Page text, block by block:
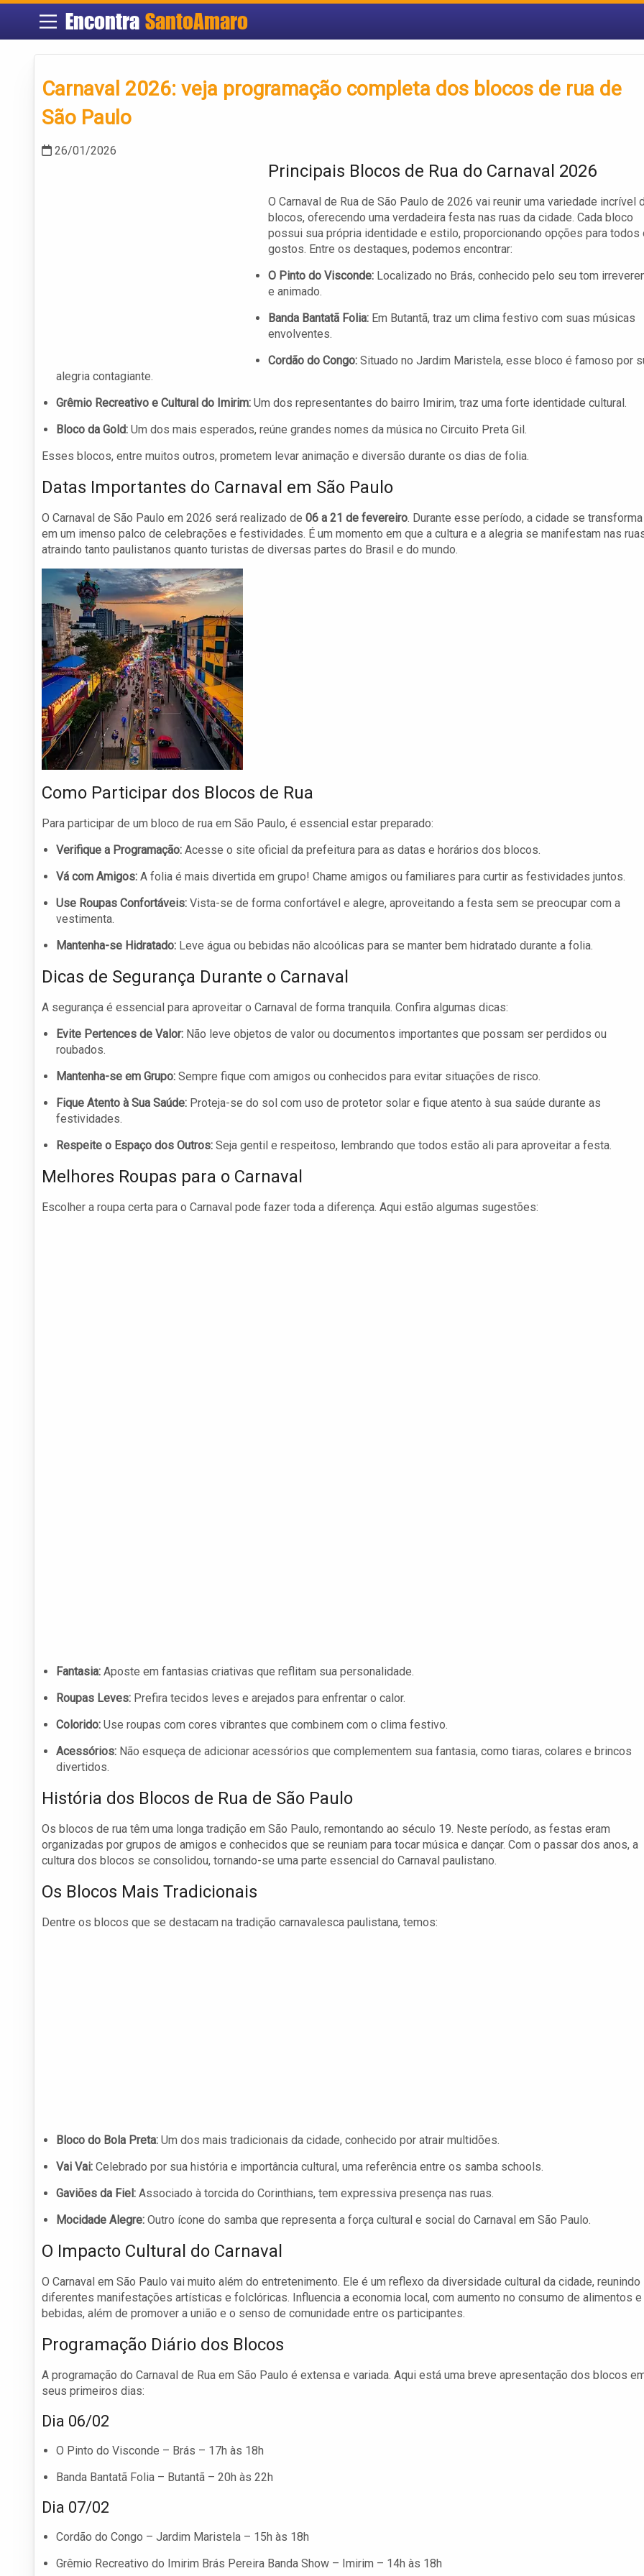
Encontra SantoAmaro
Carnaval 2026: veja programação completa dos blocos de rua de
São Paulo
26/01/2026
Principais Blocos de Rua do Carnaval 2026
O Carnaval de Rua de São Paulo de 2026 vai reunir uma variedade incrível
blocos, oferecendo uma verdadeira festa nas ruas da cidade. Cada bloco
possui sua própria identidade e estilo, proporcionando opções para todos
gostos. Entre os destaques, podemos encontrar:
O Pinto do Visconde: Localizado no Brás, conhecido pelo seu tom
e animado.
Banda Bantatã Folia: Em Butantã, traz um clima festivo com suas músicas
envolventes.
Cordão do Congo: Situado no Jardim Maristela, esse bloco é famoso por
alegria contagiante.
Grêmio Recreativo e Cultural do Imirim: Um dos representantes do bairro Imirim, traz uma forte identidade cultural.
Bloco da Gold: Um dos mais esperados, reúne grandes nomes da música no Circuito Preta Gil.
Esses blocos, entre muitos outros, prometem levar animação e diversão durante os dias de folia.
Datas Importantes do Carnaval em São Paulo
O Carnaval de São Paulo em 2026 será realizado de 06 a 21 de fevereiro. Durante esse período, a cidade se transforma
em um imenso palco de celebrações e festividades. É um momento em que a cultura e a alegria se manifestam nas
atraindo tanto paulistanos quanto turistas de diversas partes do Brasil e do mundo.
Como Participar dos Blocos de Rua
Para participar de um bloco de rua em São Paulo, é essencial estar preparado:
Verifique a Programação: Acesse o site oficial da prefeitura para as datas e horários dos blocos.
Vá com Amigos: A folia é mais divertida em grupo! Chame amigos ou familiares para curtir as festividades juntos.
Use Roupas Confortáveis: Vista-se de forma confortável e alegre, aproveitando a festa sem se preocupar com a
vestimenta.
Mantenha-se Hidratado: Leve água ou bebidas não alcoólicas para se manter bem hidratado durante a folia.
Dicas de Segurança Durante o Carnaval
A segurança é essencial para aproveitar o Carnaval de forma tranquila. Confira algumas dicas:
Evite Pertences de Valor: Não leve objetos de valor ou documentos importantes que possam ser perdidos ou
roubados.
Mantenha-se em Grupo: Sempre fique com amigos ou conhecidos para evitar situações de risco.
Fique Atento à Sua Saúde: Proteja-se do sol com uso de protetor solar e fique atento à sua saúde durante as
festividades.
Respeite o Espaço dos Outros: Seja gentil e respeitoso, lembrando que todos estão ali para aproveitar a festa.
Melhores Roupas para o Carnaval
Escolher a roupa certa para o Carnaval pode fazer toda a diferença. Aqui estão algumas sugestões:
Fantasia: Aposte em fantasias criativas que reflitam sua personalidade.
Roupas Leves: Prefira tecidos leves e arejados para enfrentar o calor.
Colorido: Use roupas com cores vibrantes que combinem com o clima festivo.
Acessórios: Não esqueça de adicionar acessórios que complementem sua fantasia, como tiaras, colares e brincos
divertidos.
História dos Blocos de Rua de São Paulo
Os blocos de rua têm uma longa tradição em São Paulo, remontando ao século 19. Neste período, as festas eram
organizadas por grupos de amigos e conhecidos que se reuniam para tocar música e dançar. Com o passar dos anos, a
cultura dos blocos se consolidou, tornando-se uma parte essencial do Carnaval paulistano.
Os Blocos Mais Tradicionais
Dentre os blocos que se destacam na tradição carnavalesca paulistana, temos:
Bloco do Bola Preta: Um dos mais tradicionais da cidade, conhecido por atrair multidões.
Vai Vai: Celebrado por sua história e importância cultural, uma referência entre os samba schools.
Gaviões da Fiel: Associado à torcida do Corinthians, tem expressiva presença nas ruas.
Mocidade Alegre: Outro ícone do samba que representa a força cultural e social do Carnaval em São Paulo.
O Impacto Cultural do Carnaval
O Carnaval em São Paulo vai muito além do entretenimento. Ele é um reflexo da diversidade cultural da cidade, reunindo
diferentes manifestações artísticas e folclóricas. Influencia a economia local, com aumento no consumo de alimentos e
bebidas, além de promover a união e o senso de comunidade entre os participantes.
Programação Diário dos Blocos
A programação do Carnaval de Rua em São Paulo é extensa e variada. Aqui está uma breve apresentação dos blocos
seus primeiros dias:
Dia 06/02
O Pinto do Visconde – Brás – 17h às 18h
Banda Bantatã Folia – Butantã – 20h às 22h
Dia 07/02
Cordão do Congo – Jardim Maristela – 15h às 18h
Grêmio Recreativo do Imirim Brás Pereira Banda Show – Imirim – 14h às 18h